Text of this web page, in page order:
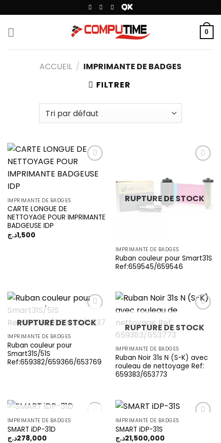
au
contenu
0
ACCUEIL / IMPRIMANTE DE BADGES
FILTRER
IMPRIMANTE DE BADGES
CARTE LONGUE DE
NETTOYAGE POUR IMPRIMANTE
BADGEUSE IDP
1,500د.ج
Add to
RUPTURE DE STOCK
IMPRIMANTE DE BADGES
Ruban couleur pour Smart31S
Ref:659545/659546
RUPTURE DE STOCK
IMPRIMANTE DE BADGES
Ruban couleur pour
Smart31S/51S
Ref:659382/659366/653769
RUPTURE DE STOCK
IMPRIMANTE DE BADGES
Ruban Noir 31s N (S-K) avec
rouleau de nettoyage Ref:
659383/653773
RUPTURE DE STOCK
IMPRIMANTE DE BADGES
SMART iDP-31D
278,000د.ج
IMPRIMANTE DE BADGES
SMART iDP-31S
21,500,000د.ج